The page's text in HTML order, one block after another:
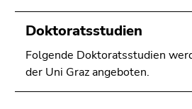
Link.
Zum
Doktoratsstudien
Folgende Doktoratsstudien
der Uni Graz angeboten.